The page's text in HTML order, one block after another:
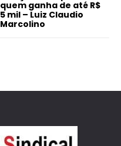
quem ganha de até R$
5 mil – Luiz Claudio
Marcolino